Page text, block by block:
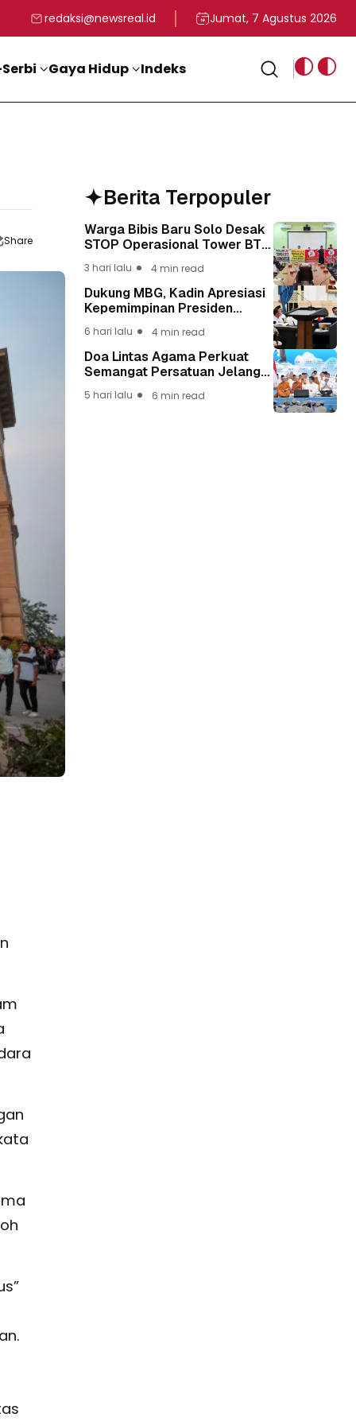
ke-81 Kemerdekaan RI
Kadin Apresiasi Kepemimpinan Presiden Prabowo yang
Staf Khusus Menag RI
redaksi@newsreal.id Jumat, 7 Agustus 2026
Gaya Hidup Indeks
Share
Berita Terpopuler
Warga Bibis Baru Solo Desak
STOP Operasional Tower BTS,
Keselamatan Warga Lebih
Berharga
3 hari lalu 4 min read
Dukung MBG, Kadin Apresiasi
Kepemimpinan Presiden
6 hari lalu 4 min read
Doa Lintas Agama Perkuat
Semangat Persatuan Jelang
5 hari lalu 6 min read